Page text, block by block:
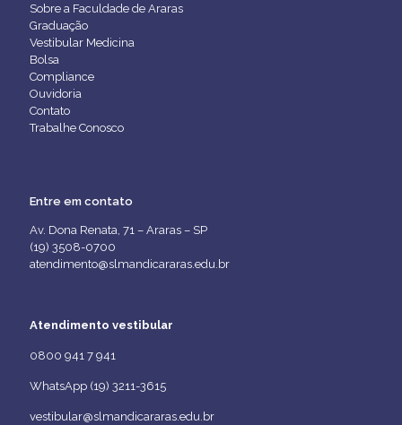
Sobre a Faculdade de Araras
Graduação
Vestibular Medicina
Bolsa
Compliance
Ouvidoria
Contato
Trabalhe Conosco
Entre em contato
Av. Dona Renata, 71 – Araras – SP
(19) 3508-0700
atendimento@slmandicararas.edu.br
Atendimento vestibular
0800 941 7 941
WhatsApp (19) 3211-3615
vestibular@slmandicararas.edu.br